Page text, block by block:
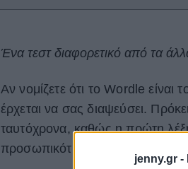
jenny.gr -
Ένα τεστ διαφορετικό από τα
Αν νομίζετε ότι το Wordle είναι
έρχεται να σας διαψεύσει.
ταυτόχρονα, καθώς η πρώτη
προσωπικότητά μας.